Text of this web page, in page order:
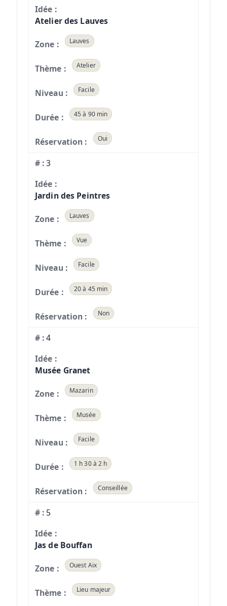
Atelier des Lauves
Lauves
Atelier
Facile
45 à 90 min
Oui
3
Jardin des Peintres
Lauves
Vue
Facile
20 à 45 min
Non
4
Musée Granet
Mazarin
Musée
Facile
1 h 30 à 2 h
Conseillée
5
Jas de Bouffan
Ouest Aix
Lieu majeur